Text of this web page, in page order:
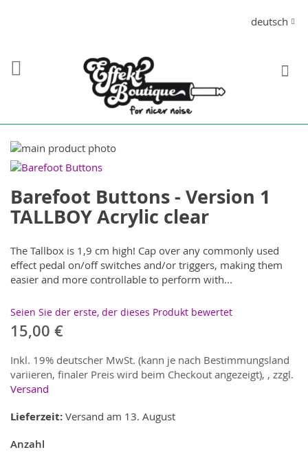
Sprache
deutsch
Barefoot Buttons - Version 1
TALLBOY Acrylic clear
The Tallbox is 1,9 cm high! Cap over any commonly used
effect pedal on/off switches and/or triggers, making them
easier and more controllable to perform with...
Seien Sie der erste, der dieses Produkt bewertet
15,00 €
Inkl. 19% deutscher MwSt. (kann je nach Bestimmungsland
variieren, finaler Preis wird beim Checkout angezeigt), , zzgl.
Versand
Lieferzeit Versand am 13. August
Anzahl
Zum
Ende
Bildergalerie
springen
Zum
der
Bildergalerie
springen